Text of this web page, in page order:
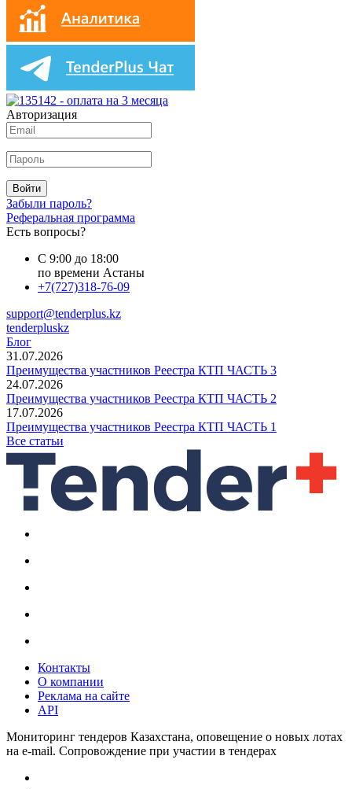
Авторизация
Войти
Забыли пароль?
Реферальная программа
Есть вопросы?
С 9:00 до 18:00
по времени Астаны
+7(727)318-76-09
support@tenderplus.kz
tenderpluskz
Блог
31.07.2026
Преимущества участников Реестра КТП ЧАСТЬ 3
24.07.2026
Преимущества участников Реестра КТП ЧАСТЬ 2
17.07.2026
Преимущества участников Реестра КТП ЧАСТЬ 1
Все статьи
Контакты
О компании
Реклама на сайте
API
Мониторинг тендеров Казахстана, оповещение о новых лотах
на e-mail. Сопровождение при участии в тендерах